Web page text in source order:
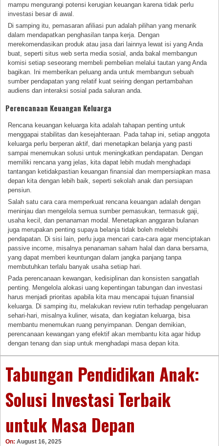
mampu mengurangi potensi kerugian keuangan karena tidak perlu
investasi besar di awal.
Di samping itu, pemasaran afiliasi pun adalah pilihan yang menarik
dalam mendapatkan penghasilan tanpa kerja. Dengan
merekomendasikan produk atau jasa dari lainnya lewat isi yang Anda
buat, seperti situs web serta media sosial, anda bakal membangun
komisi setiap seseorang membeli pembelian melalui tautan yang Anda
bagikan. Ini memberikan peluang anda untuk membangun sebuah
sumber pendapatan yang relatif kuat seiring dengan pertambahan
audiens dan interaksi sosial pada saluran anda.
Perencanaan Keuangan Keluarga
Rencana keuangan keluarga kita adalah tahapan penting untuk
menggapai stabilitas dan kesejahteraan. Pada tahap ini, setiap anggota
keluarga perlu berperan aktif, dari menetapkan belanja yang pasti
sampai menemukan solusi untuk meningkatkan pendapatan. Dengan
memiliki rencana yang jelas, kita dapat lebih mudah menghadapi
tantangan ketidakpastian keuangan finansial dan mempersiapkan masa
depan kita dengan lebih baik, seperti sekolah anak dan persiapan
pensiun.
Salah satu cara cara memperkuat rencana keuangan adalah dengan
meninjau dan mengelola semua sumber pemasukan, termasuk gaji,
usaha kecil, dan penanaman modal. Menetapkan anggaran bulanan
juga merupakan penting supaya belanja tidak boleh melebihi
pendapatan. Di sisi lain, perlu juga mencari cara-cara agar menciptakan
passive income, misalnya penanaman saham halal dan dana bersama,
yang dapat memberi keuntungan dalam jangka panjang tanpa
membutuhkan terlalu banyak usaha setiap hari.
Pada perencanaan kewangan, kedisiplinan dan konsisten sangatlah
penting. Mengelola alokasi uang kepentingan tabungan dan investasi
harus menjadi prioritas apabila kita mau mencapai tujuan finansial
keluarga. Di samping itu, melakukan review rutin terhadap pengeluaran
sehari-hari, misalnya kuliner, wisata, dan kegiatan keluarga, bisa
membantu menemukan ruang penyimpanan. Dengan demikian,
perencanaan kewangan yang efektif akan membantu kita agar hidup
dengan tenang dan siap untuk menghadapi masa depan kita.
Tabungan Pendidikan Anak:
Solusi Investasi Terbaik
untuk Masa Depan
On: August 16, 2025